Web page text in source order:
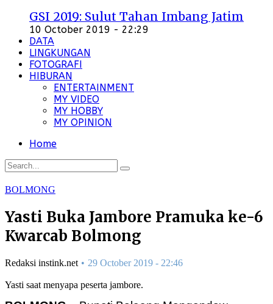
GSI 2019: Sulut Tahan Imbang Jatim
10 October 2019 - 22:29
DATA
LINGKUNGAN
FOTOGRAFI
HIBURAN
ENTERTAINMENT
MY VIDEO
MY HOBBY
MY OPINION
Home
BOLMONG
Yasti Buka Jambore Pramuka ke-6
Kwarcab Bolmong
Redaksi instink.net 29 October 2019 - 22:46
Yasti saat menyapa peserta jambore.